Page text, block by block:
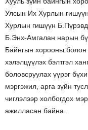
Улсын Их Хурлын
Хурлын гишүүн
Б.Энх-Амгалан нарын
Байнгын хорооны болон
хэлэлцүүлэх бэлтгэл
боловсруулах үүрэг
мэргэжил, арга зүйн
чиглэлээр холбогдох
ажилласан байна.